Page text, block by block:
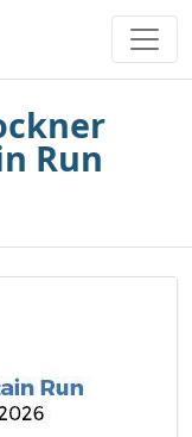
Run